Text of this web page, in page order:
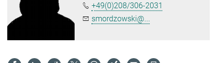
+49(0)208/306-2031
smordzowski@...